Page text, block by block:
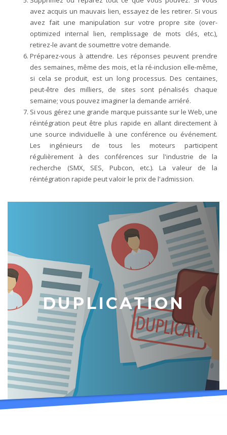
avez acquis un mauvais lien, essayez de les retirer. Si vous
avez fait une manipulation sur votre propre site (over-
optimized internal lien, remplissage de mots clés, etc.),
retirez-le avant de soumettre votre demande.
Préparez-vous à attendre. Les réponses peuvent prendre
des semaines, même des mois, et la ré-inclusion elle-même,
si cela se produit, est un long processus. Des centaines,
peut-être des milliers, de sites sont pénalisés chaque
semaine; vous pouvez imaginer la demande arriéré.
Si vous gérez une grande marque puissante sur le Web, une
réintégration peut être plus rapide en allant directement à
une source individuelle à une conférence ou événement.
Les ingénieurs de tous les moteurs participent
régulièrement à des conférences sur l'industrie de la
recherche (SMX, SES, Pubcon, etc.). La valeur de la
réintégration rapide peut valoir le prix de l'admission.
DUPLICATION